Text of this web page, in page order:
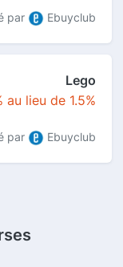
par Ebuyclub
Lego
au lieu de 1.5%
par Ebuyclub